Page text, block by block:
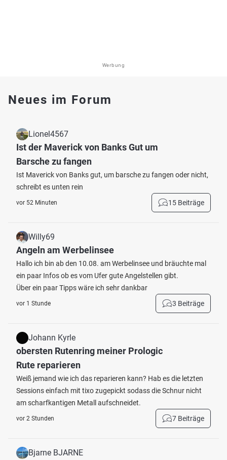
Werbung
Neues im Forum
Lionel4567
Ist der Maverick von Banks Gut um
Barsche zu fangen
Ist Maverick von Banks gut, um barsche zu fangen oder nicht,
schreibt es unten rein
vor 52 Minuten 15 Beiträge
Willy69
Angeln am Werbelinsee
Hallo ich bin ab den 10.08. am Werbelinsee und bräuchte mal
ein paar Infos ob es vom Ufer gute Angelstellen gibt.
Über ein paar Tipps wäre ich sehr dankbar
vor 1 Stunde 3 Beiträge
Johann Kyrle
obersten Rutenring meiner Prologic
Rute reparieren
Weiß jemand wie ich das reparieren kann? Hab es die letzten
Sessions einfach mit tixo zugepickt sodass die Schnur nicht
am scharfkantigen Metall aufschneidet.
vor 2 Stunden 7 Beiträge
Bjarne BJARNE